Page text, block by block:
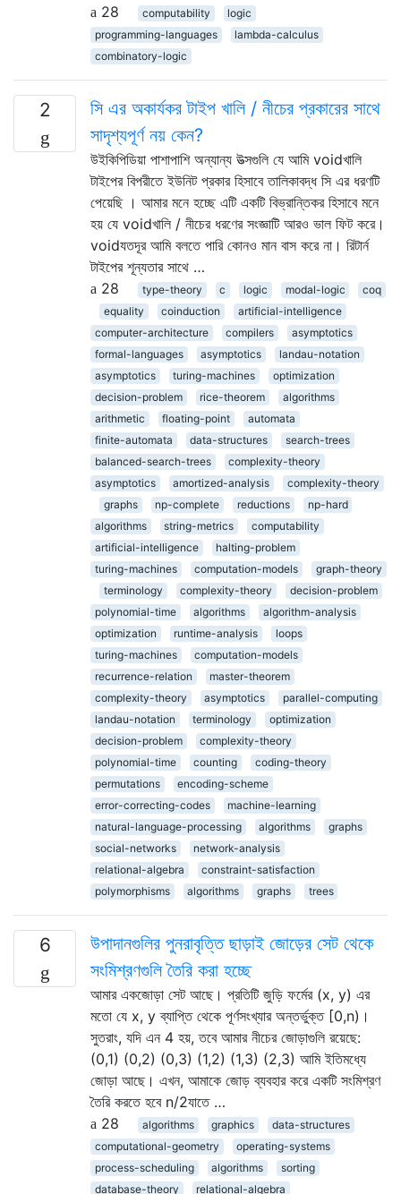
28
computability
logic
programming-languages
lambda-calculus
combinatory-logic
2
সি এর অকার্যকর টাইপ খালি / নীচের প্রকারের সাথে
সাদৃশ্যপূর্ণ নয় কেন?
উইকিপিডিয়া পাশাপাশি অন্যান্য উত্সগুলি যে আমি voidখালি
টাইপের বিপরীতে ইউনিট প্রকার হিসাবে তালিকাবদ্ধ সি এর ধরণটি
পেয়েছি । আমার মনে হচ্ছে এটি একটি বিভ্রান্তিকর হিসাবে মনে
হয় যে voidখালি / নীচের ধরণের সংজ্ঞাটি আরও ভাল ফিট করে।
voidযতদূর আমি বলতে পারি কোনও মান বাস করে না। রিটার্ন
টাইপের শূন্যতার সাথে …
28
type-theory c logic modal-logic
coq
equality
coinduction
artificial-intelligence
computer-architecture
compilers
asymptotics
formal-languages
asymptotics
landau-notation
asymptotics
turing-machines
optimization
decision-problem
rice-theorem
algorithms
arithmetic
floating-point
automata
finite-automata
data-structures
search-trees
balanced-search-trees
complexity-theory
asymptotics
amortized-analysis
complexity-theory
graphs
np-complete reductions
np-hard
algorithms
string-metrics
computability
artificial-intelligence
halting-problem
turing-machines
computation-models
graph-theory
terminology
complexity-theory
decision-problem
polynomial-time
algorithms
algorithm-analysis
optimization
runtime-analysis
loops
turing-machines
computation-models
recurrence-relation
master-theorem
complexity-theory
asymptotics
parallel-computing
landau-notation
terminology
optimization
decision-problem
complexity-theory
polynomial-time
counting
coding-theory
permutations
encoding-scheme
error-correcting-codes
machine-learning
natural-language-processing
algorithms
graphs
social-networks
network-analysis
relational-algebra
constraint-satisfaction
polymorphisms
algorithms graphs trees
6
উপাদানগুলির পুনরাবৃত্তি ছাড়াই জোড়ের সেট থেকে
সংমিশ্রণগুলি তৈরি করা হচ্ছে
আমার একজোড়া সেট আছে। প্রতিটি জুড়ি ফর্মের (x, y) এর
মতো যে x, y ব্যাপ্তি থেকে পূর্ণসংখ্যার অন্তর্ভুক্ত [0,n)।
সুতরাং, যদি এন 4 হয়, তবে আমার নীচের জোড়াগুলি রয়েছে:
(0,1) (0,2) (0,3) (1,2) (1,3) (2,3) আমি ইতিমধ্যে
জোড়া আছে। এখন, আমাকে জোড় ব্যবহার করে একটি সংমিশ্রণ
তৈরি করতে হবে n/2যাতে …
28
algorithms graphics
data-structures
computational-geometry
operating-systems
process-scheduling
algorithms
sorting
database-theory
relational-algebra